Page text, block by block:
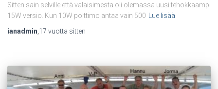
Sitten sain selville että valaisimesta oli olemassa uusi tehokkaampi
15W versio. Kun 10W polttimo antaa vain 500
Lue lisää
ianadmin 17 vuotta sitten